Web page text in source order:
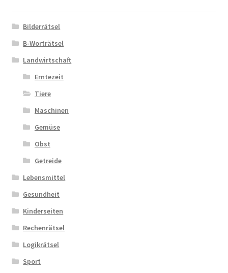
Bilderrätsel
B-Worträtsel
Landwirtschaft
Erntezeit
Tiere
Maschinen
Gemüse
Obst
Getreide
Lebensmittel
Gesundheit
Kinderseiten
Rechenrätsel
Logikrätsel
Sport